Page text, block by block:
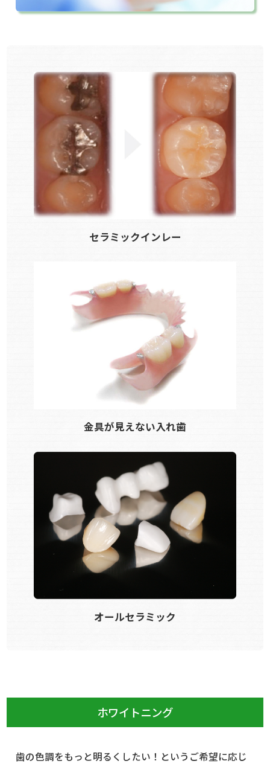
セラミックインレー
金具が見えない入れ歯
オールセラミック
ホワイトニング
歯の色調をもっと明るくしたい！というご希望に応じ